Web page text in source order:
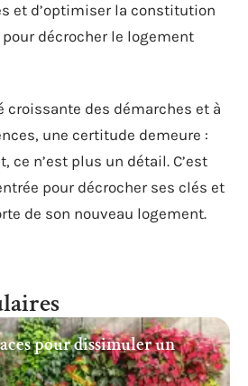
et d’optimiser la constitution
décrocher le logement
croissante des démarches et à
une certitude demeure :
ce n’est plus un détail. C’est
pour décrocher ses clés et
de son nouveau logement.
pour dissimuler un